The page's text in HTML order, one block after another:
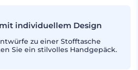
individuellem Design
zu einer Stofftasche
Sie ein stilvolles Handgepäck.